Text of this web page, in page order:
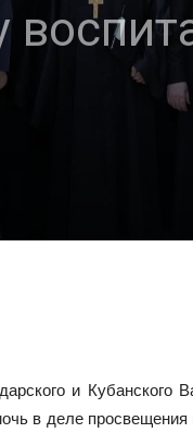
и Кубанского
в деле просвещения